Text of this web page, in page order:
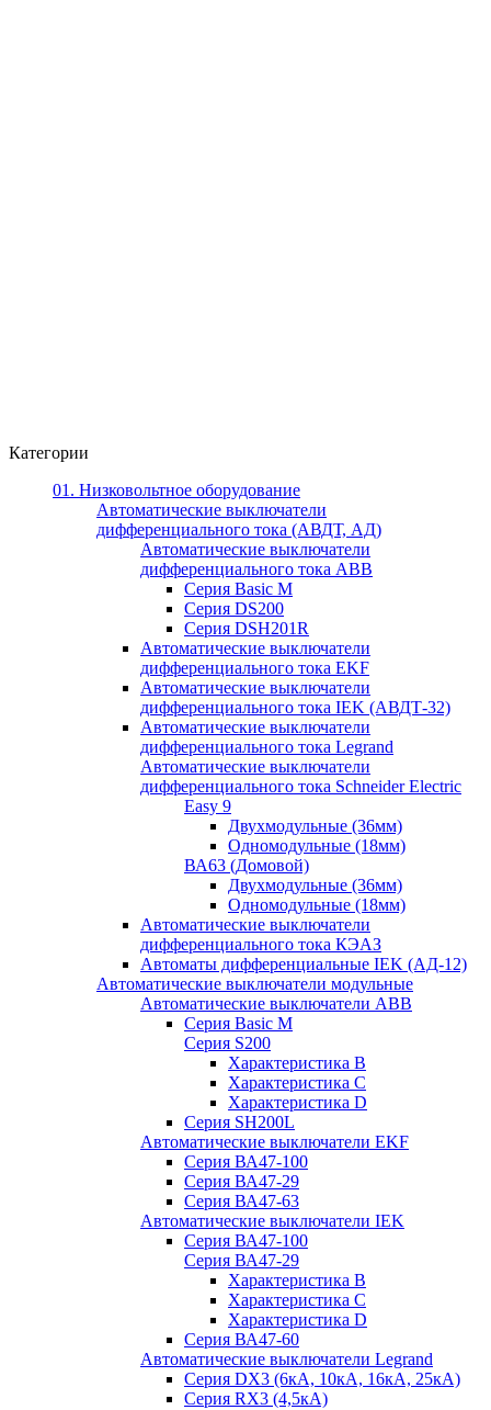
Категории
01. Низковольтное оборудование
Автоматические выключатели
дифференциального тока (АВДТ, АД)
Автоматические выключатели
дифференциального тока ABB
Серия Basic M
Серия DS200
Серия DSH201R
Автоматические выключатели
дифференциального тока EKF
Автоматические выключатели
дифференциального тока IEK (АВДТ-32)
Автоматические выключатели
дифференциального тока Legrand
Автоматические выключатели
дифференциального тока Schneider Electric
Easy 9
Двухмодульные (36мм)
Одномодульные (18мм)
ВА63 (Домовой)
Двухмодульные (36мм)
Одномодульные (18мм)
Автоматические выключатели
дифференциального тока КЭАЗ
Автоматы дифференциальные IEK (АД-12)
Автоматические выключатели модульные
Автоматические выключатели ABB
Серия Basic M
Серия S200
Характеристика B
Характеристика C
Характеристика D
Серия SH200L
Автоматические выключатели EKF
Серия ВА47-100
Серия ВА47-29
Серия ВА47-63
Автоматические выключатели IEK
Серия ВА47-100
Серия ВА47-29
Характеристика B
Характеристика C
Характеристика D
Серия ВА47-60
Автоматические выключатели Legrand
Серия DX3 (6кА, 10кА, 16кА, 25кА)
Серия RX3 (4,5кА)